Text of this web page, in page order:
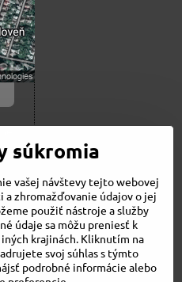
súkromia
vašej návštevy tejto webovej
a zhromažďovanie údajov o jej
použiť nástroje a služby
údaje sa môžu preniesť k
krajinách. Kliknutím na
svoj súhlas s týmto
podrobné informácie alebo